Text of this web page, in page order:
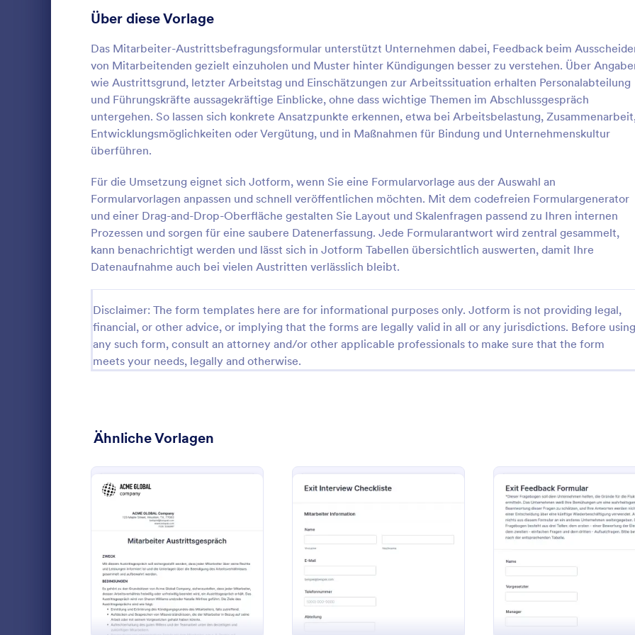
Über diese Vorlage
Das Mitarbeiter-Austrittsbefragungsformular unterstützt Unternehmen dabei, Feedback beim
von Mitarbeitenden gezielt einzuholen und Muster hinter Kündigungen besser zu verstehen. Über
wie Austrittsgrund, letzter Arbeitstag und Einschätzungen zur Arbeitssituation erhalten Personalabteilung
und Führungskräfte aussagekräftige Einblicke, ohne dass wichtige Themen im Abschlussgespräch
untergehen. So lassen sich konkrete Ansatzpunkte erkennen, etwa bei Arbeitsbelastung,
Entwicklungsmöglichkeiten oder Vergütung, und in Maßnahmen für Bindung und Unternehmenskultur
überführen.
Für die Umsetzung eignet sich Jotform, wenn Sie eine Formularvorlage aus der Auswahl an
Formularvorlagen anpassen und schnell veröffentlichen möchten. Mit dem codefreien Formulargenerator
und einer Drag-and-Drop-Oberfläche gestalten Sie Layout und Skalenfragen passend zu Ihren internen
Prozessen und sorgen für eine saubere Datenerfassung. Jede Formularantwort wird zentral gesammelt,
kann benachrichtigt werden und lässt sich in Jotform Tabellen übersichtlich auswerten, damit Ihre
Datenaufnahme auch bei vielen Austritten verlässlich bleibt.
Disclaimer: The form templates here are for informational purposes only. Jotform is not providing legal,
financial, or other advice, or implying that the forms are legally valid in all or any jurisdictions. Before using
any such form, consult an attorney and/or other applicable professionals to make sure that the form
meets your needs, legally and otherwise.
Ähnliche Vorlagen
Vorschau: Austrittsgespräch Vorschau : Exit Interview Checkliste Vorschau
Unternehmen als Ganzes zu verbessern. Da
jedes Unternehmen einen anderen Nutzen
aus einem Austrittsgespräch zieht, ist es
wichtig, das Formular für das
Austrittsgespräch so zu gestalten, dass es
für Ihr Unternehmen von Nutzen ist.
Informieren Sie den Mitarbeiter über seine
Sie sogar Ihr Logo ein, um dem Ganzen
einen professionellen Touch zu verleihen.
Indem Sie Ihre Austrittsgespräche mit dem
benutzerfreundlichen
Austrittsgesprächformular von Jotform
online führen, können Sie unordentlichen
Papierkram vermeiden, Zeit und Geld
wichtigen Themen behandelt werden.
Mitarbeiter Austritts Checkliste Formular
Führungskräften und IT die Koordination
von Übergaben, Rückgaben und
Zugangsabschaltungen und unterstützt
eine nachvollziehbare digitale
Datenerfassung mit Jotform.
Go to Category:
Personalformulare
Vorlage verwenden
:
Austrittsgespräch
erleichtert der Personalabteilung
Datenerhebung bei Austritten, um
Fluktuationsgründe zu erkennen
Verbesserungen für
Führung und Kultur abzuleiten.
Go to Category:
Personalformulare
Vorlage verwenden
Sammeln Sie mit dem Mitarbeiter-
Austrittsbefragungsformular wertvolles
Personalabteilung und Führungskräfte und
verbessern Sie Bindung, Zusammenarbeit
und Entwicklung anhand der Auswertung in
Go to Category:
Templates für Exit-Interviews
Dokumentieren Sie Austritte
dem Mitarbeiteraustrittsformular
Jotform und verbessern Sie
Datenerfassung und Übergaben
Personalabteilung und
eine zentrale Formular-Antwort.
Feedback-Umfragen
Personalumfragen 36
Zufriedenheitsumfragen
Marketing Umfragen 26
Produktumfragen 25
Qualitätsumfragen 18
Beziehungsumfragen
Schulungsumfragen 11
Templates für Exit-Interviews 8
Technologie Umfragen 5
Engagement Survey Forms 4
RSVP Formulare
Formulare für Terminvereinbarung 126
Kontaktformulare
Vorlagen für Fragebögen
Anmeldeformulare
Abstimmung
Abstract-Formulare 11